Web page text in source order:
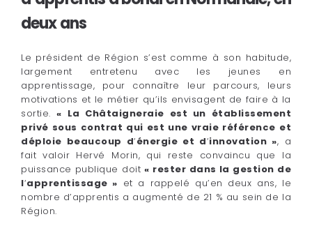
deux ans
Le président de Région s’est comme à son habitude,
largement entretenu avec les jeunes en
apprentissage, pour connaître leur parcours, leurs
motivations et le métier qu’ils envisagent de faire à la
sortie.« La Châtaigneraie est un établissement
privé sous contrat qui est une vraie référence et
déploie beaucoup d‘énergie et d‘innovation », a
fait valoir Hervé Morin, qui reste convaincu que la
puissance publique doit« rester dans la gestion de
l‘apprentissage » et a rappelé qu’en deux ans, le
nombre d’apprentis a augmenté de 21 % au sein de la
Région.